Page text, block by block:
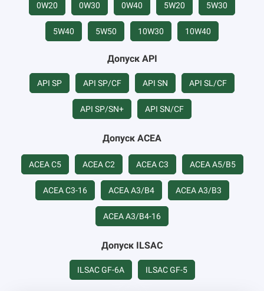
0W20 0W30 0W40 5W20 5W30
5W40 5W50 10W30 10W40
Допуск API
API SP API SP/CF API SN API SL/CF
API SP/SN+ API SN/CF
Допуск ACEA
ACEA C5 ACEA C2 ACEA C3 ACEA A5/B5
ACEA C3-16 ACEA А3/B4 ACEA А3/B3
ACEA А3/B4-16
Допуск ILSAC
ILSAC GF-6A ILSAC GF-5